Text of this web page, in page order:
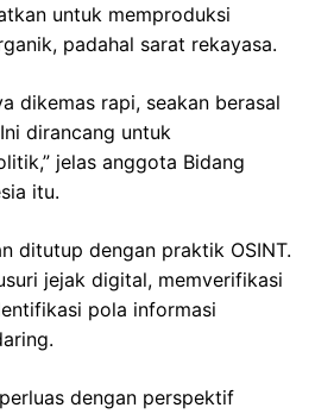
untuk memproduksi
padahal sarat rekayasa.
dikemas rapi, seakan berasal
dirancang untuk
jelas anggota Bidang
itu.
ditutup dengan praktik OSINT.
jejak digital, memverifikasi
pola informasi
dengan perspektif